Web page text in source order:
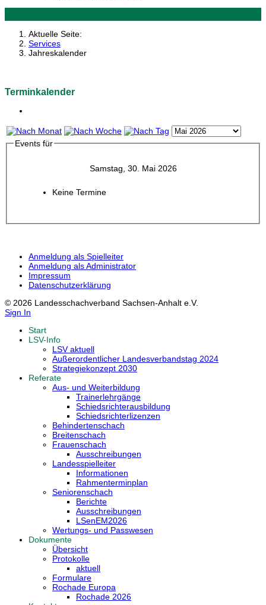
Aktuelle Seite:
Services
Jahreskalender
Terminkalender
Events für
Samstag, 30. Mai 2026
Keine Termine
Anmeldung als Spielleiter
Anmeldung als Administrator
Impressum
Datenschutzerklärung
© 2026 Landesschachverband Sachsen-Anhalt e.V.
Sign In
Start
LSV-Info
LSV aktuell
Außerordentlicher Landesverbandstag 2024
Strategiekonzept 2030
Referate
Aus- und Weiterbildung
Trainerlehrgänge
Schiedsrichterausbildung
Schiedsrichterlizenzen
Behindertenschach
Breitenschach
Frauenschach
Ausschreibungen
Landesspielleiter
Informationen
Rahmenterminplan
Seniorenschach
Berichte
Ausschreibungen
LSenEM2026
Wertungs- und Passwesen
Dokumente
Übersicht
Protokolle
aktuell
Formulare
Rochade Europa
Rochade 2026